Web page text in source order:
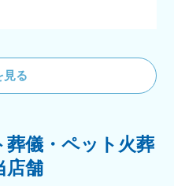
見る
葬儀・ペット火葬
店舗